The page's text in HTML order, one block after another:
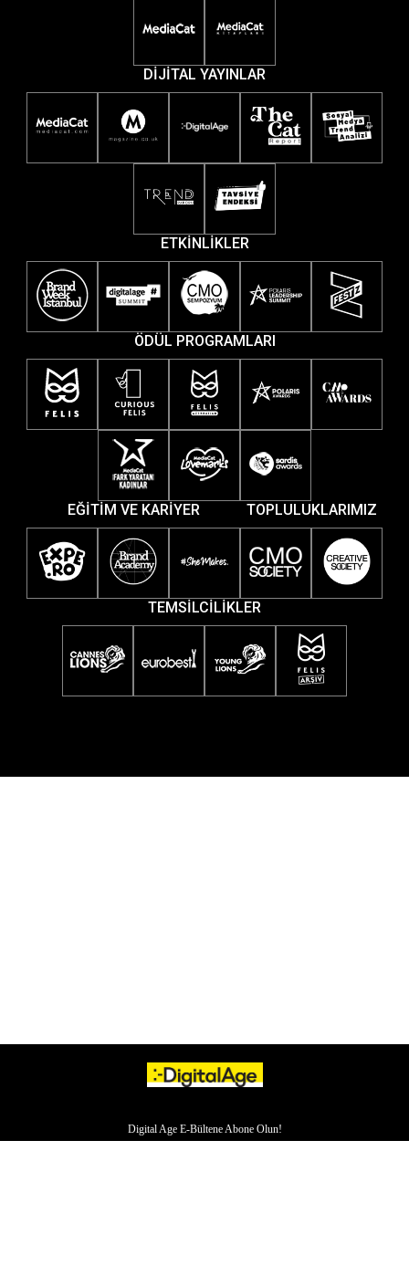
DİJİTAL YAYINLAR
ETKİNLİKLER
ÖDÜL PROGRAMLARI
EĞİTİM VE KARİYER TOPLULUKLARIMIZ
TEMSİLCİLİKLER
Digital Age E-Bültene Abone Olun!